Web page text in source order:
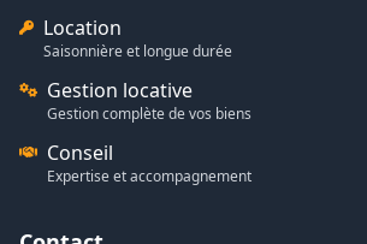
Location
Saisonnière et longue durée
Gestion locative
Gestion complète de vos biens
Conseil
Expertise et accompagnement